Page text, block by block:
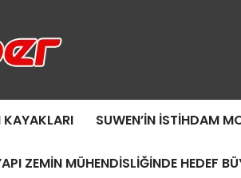
KAYAKLARI SUWEN’IN İSTIHDAM
ZEMIN MÜHENDISLIĞINDE HEDEF